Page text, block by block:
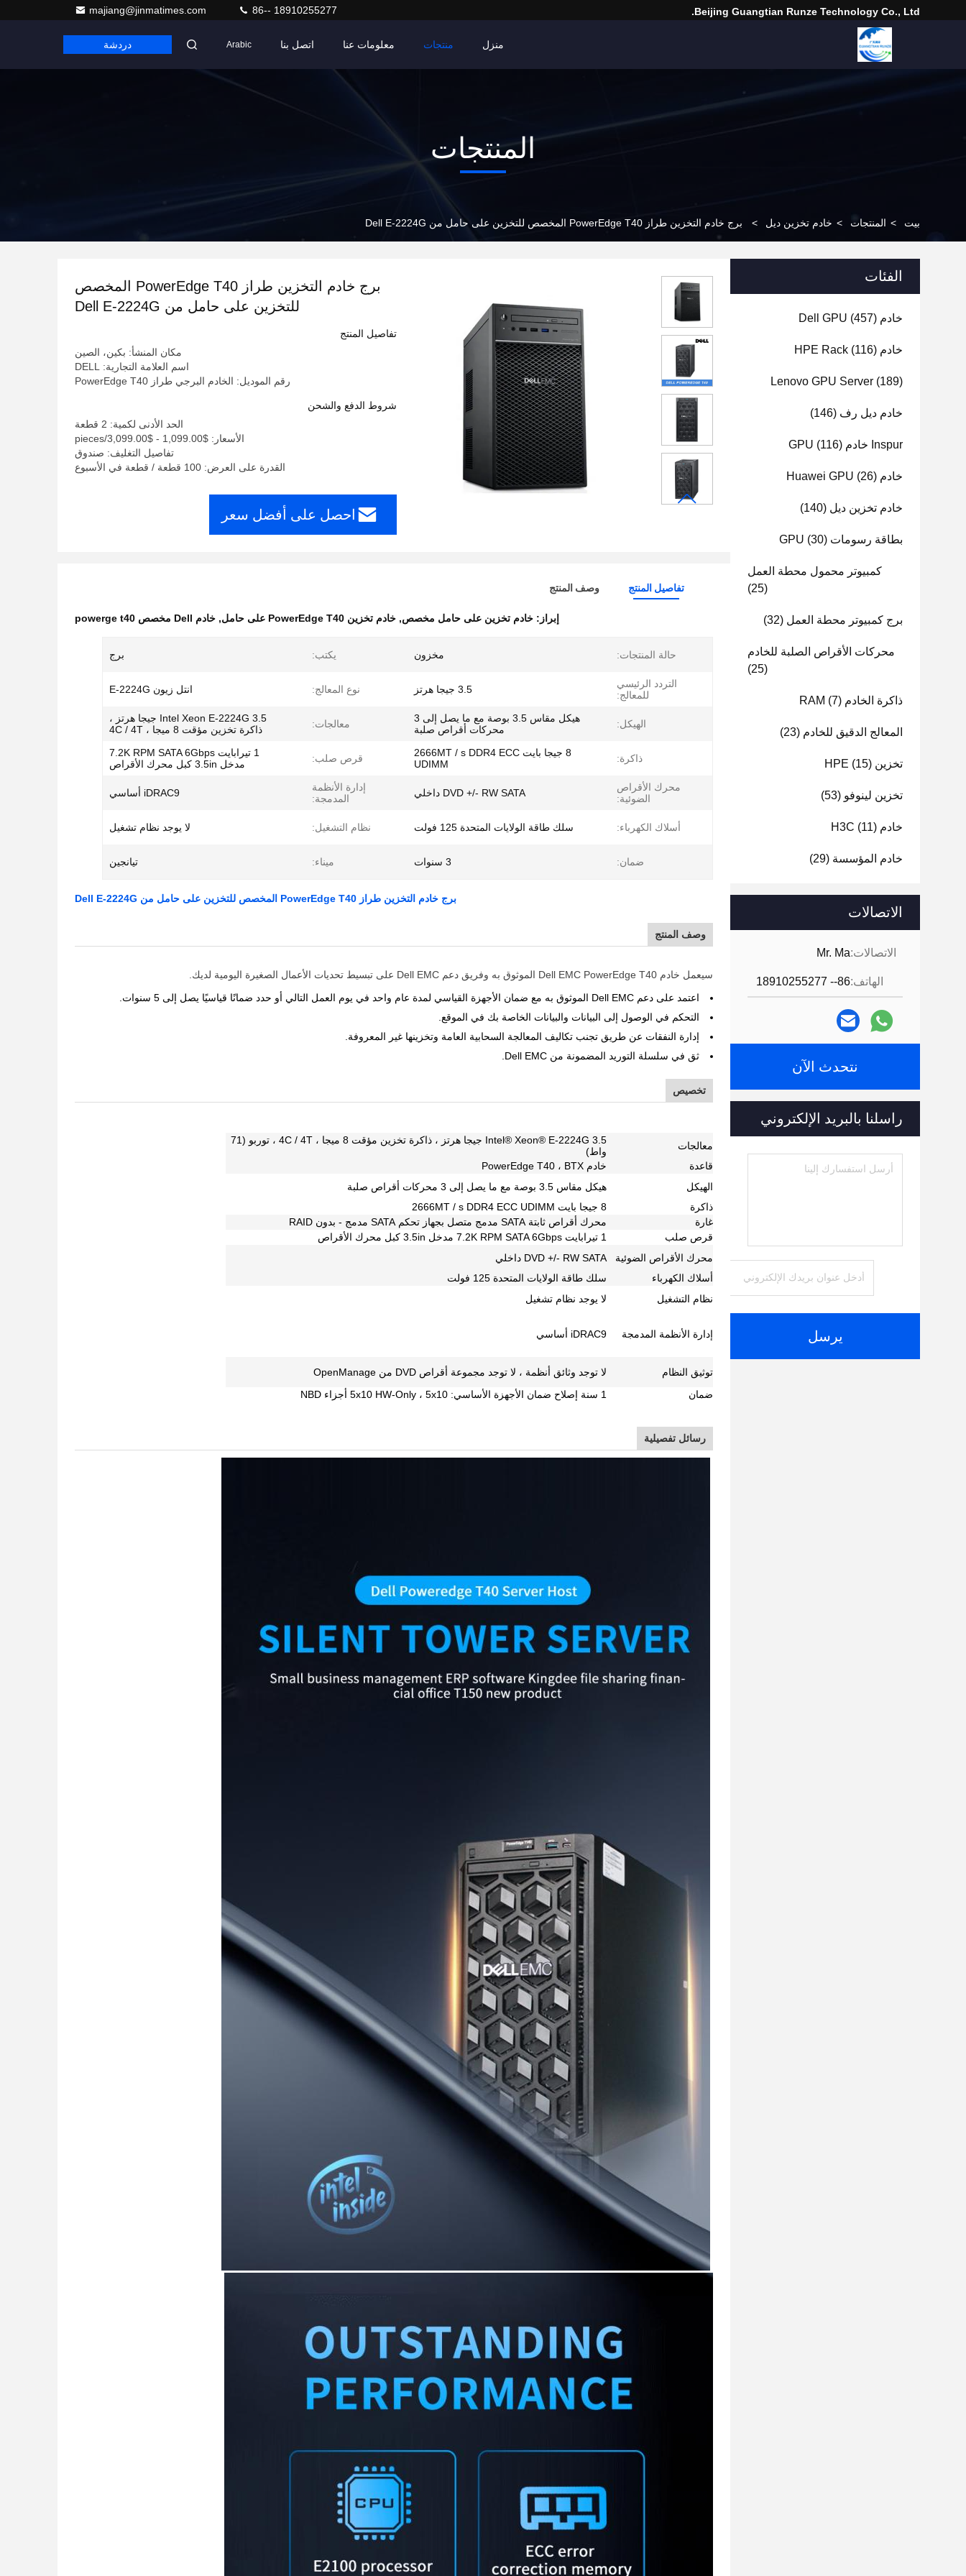
Beijing Guangtian Runze Technology Co., Ltd.
majiang@jinmatimes.com 86-- 18910255277
منزل منتجات معلومات عنا اتصل بنا Arabic دردشة
المنتجات
بيت > المنتجات > خادم تخزين ديل > برج خادم التخزين طراز PowerEdge T40 المخصص للتخزين على حامل من Dell E-2224G
الفئات
خادم Dell GPU (457)
خادم HPE Rack (116)
Lenovo GPU Server (189)
خادم ديل رف (146)
Inspur خادم GPU (116)
خادم Huawei GPU (26)
خادم تخزين ديل (140)
بطاقة رسومات GPU (30)
كمبيوتر محمول محطة العمل
(25)
برج كمبيوتر محطة العمل (32)
محركات الأقراص الصلبة للخادم
(25)
ذاكرة الخادم RAM (7)
المعالج الدقيق للخادم (23)
تخزين HPE (15)
تخزين لينوفو (53)
خادم H3C (11)
خادم المؤسسة (29)
الاتصالات
الاتصالات:Mr. Ma
الهاتف:86-- 18910255277
نتحدث الآن
راسلنا بالبريد الإلكتروني
يرسل
برج خادم التخزين طراز PowerEdge T40 المخصص
للتخزين على حامل من Dell E-2224G
تفاصيل المنتج
مكان المنشأ: بكين، الصين
اسم العلامة التجارية: DELL
رقم الموديل: الخادم البرجي طراز PowerEdge T40
شروط الدفع والشحن
الحد الأدنى لكمية: 2 قطعة
الأسعار: $1,099.00 - $3,099.00/pieces
تفاصيل التغليف: صندوق
القدرة على العرض: 100 قطعة / قطعة في الأسبوع
احصل على أفضل سعر
تفاصيل المنتج وصف المنتج
إبراز: خادم تخزين على حامل مخصص, خادم تخزين PowerEdge T40 على حامل , خادم Dell مخصص powerge t40
حالة المنتجات: مخزون يكتب: برج
التردد الرئيسي
للمعالج:
3.5 جيجا هرتز نوع المعالج: انتل زيون E-2224G
الهيكل:
هيكل مقاس 3.5 بوصة مع ما يصل إلى 3
محركات أقراص صلبة
معالجات:
Intel Xeon E-2224G 3.5 جيجا هرتز ،
ذاكرة تخزين مؤقت 8 ميجا ، 4C / 4T
ذاكرة:
8 جيجا بايت 2666MT / s DDR4 ECC
UDIMM
قرص صلب:
1 تيرابايت 7.2K RPM SATA 6Gbps
مدخل 3.5in كبل محرك الأقراص
محرك الأقراص
الضوئية:
DVD +/- RW SATA داخلي
إدارة الأنظمة
المدمجة:
iDRAC9 أساسي
أسلاك الكهرباء: سلك طاقة الولايات المتحدة 125 فولت نظام التشغيل: لا يوجد نظام تشغيل
ضمان: 3 سنوات ميناء: تيانجين
برج خادم التخزين طراز PowerEdge T40 المخصص للتخزين على حامل من Dell E-2224G
وصف المنتج
سيعمل خادم Dell EMC PowerEdge T40 الموثوق به وفريق دعم Dell EMC على تبسيط تحديات الأعمال الصغيرة اليومية لديك.
اعتمد على دعم Dell EMC الموثوق به مع ضمان الأجهزة القياسي لمدة عام واحد في يوم العمل التالي أو حدد ضمانًا قياسيًا يصل إلى 5 سنوات.
التحكم في الوصول إلى البيانات والبيانات الخاصة بك في الموقع.
إدارة النفقات عن طريق تجنب تكاليف المعالجة السحابية العامة وتخزينها غير المعروفة.
ثق في سلسلة التوريد المضمونة من Dell EMC.
تخصيص
معالجات
Intel® Xeon® E-2224G 3.5 جيجا هرتز ، ذاكرة تخزين مؤقت 8 ميجا ، 4C / 4T ، توربو (71
واط)
قاعدة
خادم PowerEdge T40 ، BTX
الهيكل
هيكل مقاس 3.5 بوصة مع ما يصل إلى 3 محركات أقراص صلبة
ذاكرة
8 جيجا بايت 2666MT / s DDR4 ECC UDIMM
غارة
محرك أقراص ثابتة SATA مدمج متصل بجهاز تحكم SATA مدمج - بدون RAID
قرص صلب
1 تيرابايت 7.2K RPM SATA 6Gbps مدخل 3.5in كبل محرك الأقراص
محرك الأقراص الضوئية
DVD +/- RW SATA داخلي
أسلاك الكهرباء
سلك طاقة الولايات المتحدة 125 فولت
نظام التشغيل
لا يوجد نظام تشغيل
إدارة الأنظمة المدمجة iDRAC9 أساسي
توثيق النظام
لا توجد وثائق أنظمة ، لا توجد مجموعة أقراص DVD من OpenManage
ضمان
1 سنة إصلاح ضمان الأجهزة الأساسي: 5x10 HW-Only ، 5x10 أجزاء NBD
رسائل تفصيلية